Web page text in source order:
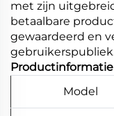
met zijn
betaalbare
gewaardeerd en
Productinformatie
Model